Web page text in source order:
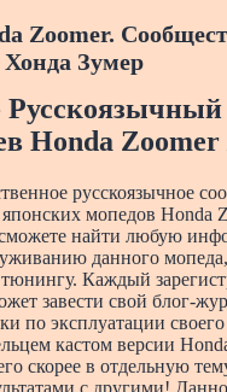
Zoomer.
Хонда Зумер
Honda Zoomer
русскоязычное
японских мопедов Honda
найти любую
данного
Каждый
завести свой блог-
по эксплуатации
кастом версии
скорее в отдельную
с другими!